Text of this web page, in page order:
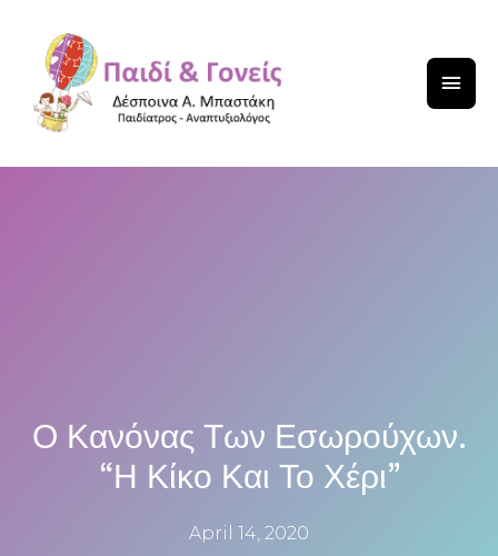
Ο Κανόνας Των Εσωρούχων.
“Η Κίκο Και Το Χέρι”
April 14, 2020